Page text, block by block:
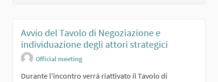
Avvio del Tavolo di Negoziazione e
individuazione degli attori strategici
Official meeting
Durante l'incontro verrà riattivato il Tavolo di